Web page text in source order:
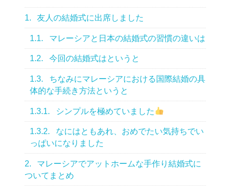
1. 友人の結婚式に出席しました
1.1. マレーシアと日本の結婚式の習慣の違いは
1.2. 今回の結婚式はというと
1.3.
ちなみにマレーシアにおける国際結婚の具
体的な手続き方法というと
1.3.1. シンプルを極めていました
1.3.2.
なにはともあれ、おめでたい気持ちでい
っぱいになりました
2.
マレーシアでアットホームな手作り結婚式に
ついてまとめ